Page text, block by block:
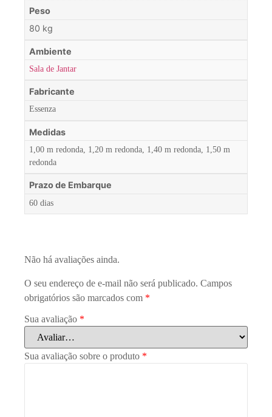
Peso
80 kg
Ambiente
Sala de Jantar
Fabricante
Essenza
Medidas
1,00 m redonda, 1,20 m redonda, 1,40 m redonda, 1,50 m
redonda
Prazo de Embarque
60 dias
Não há avaliações ainda.
O seu endereço de e-mail não será publicado. Campos
obrigatórios são marcados com *
Sua avaliação *
Sua avaliação sobre o produto *